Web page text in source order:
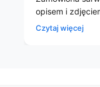
zadowolona
szybkiej,
Czytaj więcej